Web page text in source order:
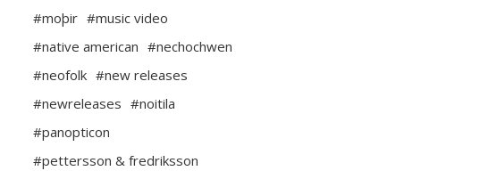
#moþir #music video
#native american #nechochwen
#neofolk #new releases
#newreleases #noitila
#panopticon
#pettersson & fredriksson